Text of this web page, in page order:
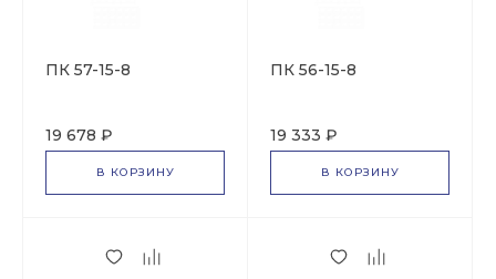
ПК 57-15-8
19 678 ₽
В КОРЗИНУ
ПК 56-15-8
19 333 ₽
В КОРЗИНУ